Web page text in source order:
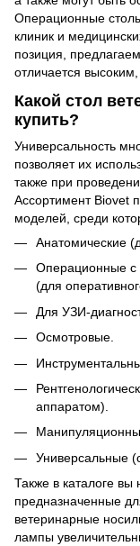
Операционные
клиник и
позиция,
отличается
Какой стол
купить?
Универсальность
позволяет их
также при
Ассортимент Biovet
моделей, среди
Анатомические
Операционные с
(для
Для УЗИ-
Осмотровые.
аппаратом).
Универсальные
Также в каталоге вы
предназначенные
ветеринарные
лампы